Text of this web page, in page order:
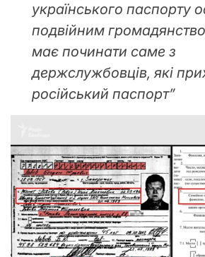
українського паспорту
подвійним
має починати саме з
держслужбовців, які
російський паспорт”